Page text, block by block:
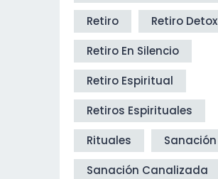
Retiro
Retiro Detox
Retiro En Silencio
Retiro Espiritual
Retiros Espirituales
Rituales
Sanación
Sanación Canalizada